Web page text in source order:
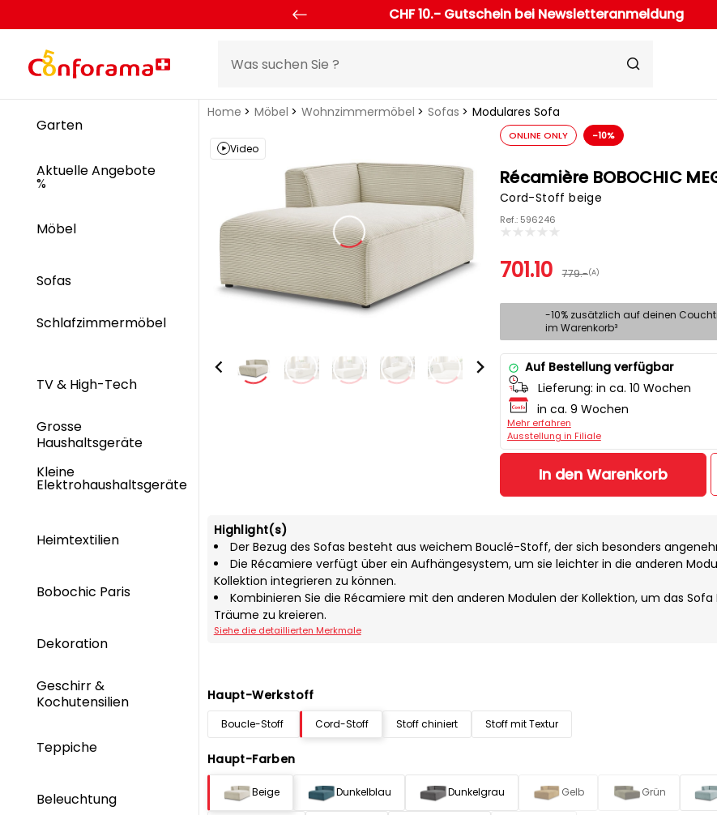
CHF 10.- Gutschein bei Newsletteranmeldung
Garten
Aktuelle Angebote
%
Möbel
Sofas
Schlafzimmermöbel
TV & High-Tech
Grosse
Haushaltsgeräte
Kleine
Elektrohaushaltsgeräte
Heimtextilien
Bobochic Paris
Dekoration
Geschirr &
Kochutensilien
Teppiche
Beleuchtung
Home Möbel Wohnzimmermöbel Sofas Modulares Sofa
Video
ONLINE ONLY -10%
Récamière BOBOCHIC
Cord-Stoff beige
Ref.: 596246
701.10 779.-(A)
-10% zusätzlich auf deinen
im Warenkorb³
Auf Bestellung verfügbar
Lieferung: in ca. 10 Wochen
in ca. 9 Wochen
Mehr erfahren
Ausstellung in Filiale
In den Warenkorb
Highlight(s)
Der Bezug des Sofas besteht aus weichem Bouclé-Stoff, der sich besonders
Die Récamiere verfügt über ein Aufhängesystem, um sie leichter in die anderen
Kollektion integrieren zu können.
Kombinieren Sie die Récamiere mit den anderen Modulen der Kollektion, um das Sofa
Träume zu kreieren.
Siehe die detaillierten Merkmale
Haupt-Werkstoff
Boucle-Stoff Cord-Stoff Stoff chiniert Stoff mit Textur
Haupt-Farben
Beige Dunkelblau Dunkelgrau Gelb Grün